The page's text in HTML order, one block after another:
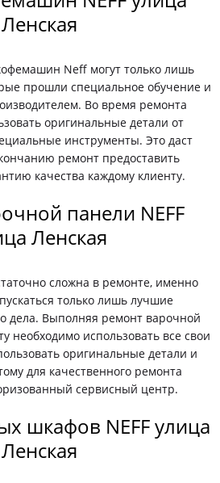
Ленская
Neff могут только лишь
прошли специальное обучение и
Во время ремонта
оригинальные детали от
инструменты. Это даст
ремонт предоставить
качества каждому клиенту.
панели NEFF
Ленская
сложна в ремонте, именно
только лишь лучшие
дела. Выполняя ремонт варочной
необходимо использовать все свои
оригинальные детали и
для качественного ремонта
сервисный центр.
шкафов NEFF улица
Ленская